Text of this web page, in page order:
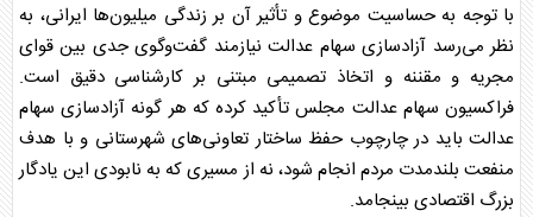
با توجه به حساسیت موضوع و تأثیر آن بر زندگی میلیون‌ها ایرانی، به
نظر می‌رسد آزادسازی سهام عدالتنیازمند گفت‌وگوی جدی بین قوای
مجریه و مقننه و اتخاذ تصمیمی مبتنی بر کارشناسی دقیق است.
فراکسیون سهام عدالت مجلستأکید کرده که هر گونه آزادسازی سهام
عدالت باید در چارچوب حفظ ساختار تعاونی‌های شهرستانی و با هدف
منفعت بلندمدت مردم انجام شود، نه از مسیری که به نابودی این یادگار
بزرگ اقتصادی بینجامد.